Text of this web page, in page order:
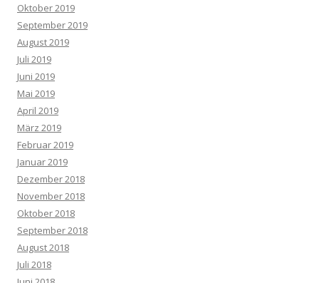
Oktober 2019
September 2019
August 2019
Juli 2019
Juni 2019
Mai 2019
April 2019
März 2019
Februar 2019
Januar 2019
Dezember 2018
November 2018
Oktober 2018
September 2018
August 2018
Juli 2018